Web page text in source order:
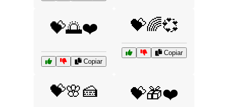
💝🌅❤️
Copiar
💝🌈💞
Copiar
💝🌸🍰 💝🎁❤️